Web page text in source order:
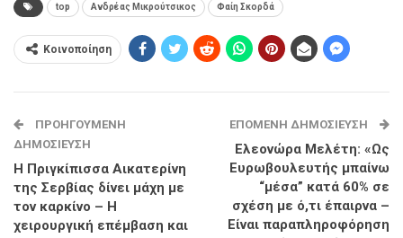
top Ανδρέας Μικρούτσικος Φαίη Σκορδά
Κοινοποίηση
ΠΡΟΗΓΟΎΜΕΝΗ
ΔΗΜΟΣΊΕΥΣΗ
Η Πριγκίπισσα Αικατερίνη
της Σερβίας δίνει μάχη με
τον καρκίνο – Η
χειρουργική επέμβαση και
ΕΠΌΜΕΝΗ ΔΗΜΟΣΊΕΥΣΗ
Ελεονώρα Μελέτη: «Ως
Ευρωβουλευτής μπαίνω
“μέσα” κατά 60% σε
σχέση με ό,τι έπαιρνα –
Είναι παραπληροφόρηση